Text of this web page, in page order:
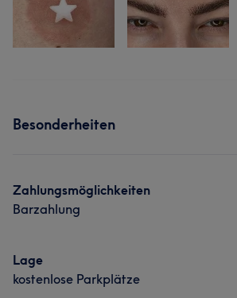
Besonderheiten
Zahlungsmöglichkeiten
Barzahlung
Lage
kostenlose Parkplätze